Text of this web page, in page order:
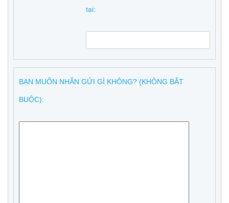
tại:
BẠN MUỐN NHẮN GỬI GÌ KHÔNG? (KHÔNG BẮT
BUỘC):